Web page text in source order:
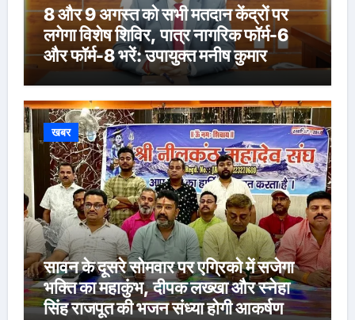
8 और 9 अगस्त को सभी मतदान केंद्रों पर
लगेगा विशेष शिविर, पात्र नागरिक फॉर्म-6
और फॉर्म-8 भरें: उपायुक्त मनीष कुमार
खबर
सावन के दूसरे सोमवार पर एग्रिको में सजेगा
भक्ति का महाकुंभ, दीपक लख्खा और स्नेहा
सिंह राजपूत की भजन संध्या होगी आकर्षण